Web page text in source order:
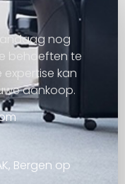
nog
behoeften te
kan
aankoop.
Bergen op